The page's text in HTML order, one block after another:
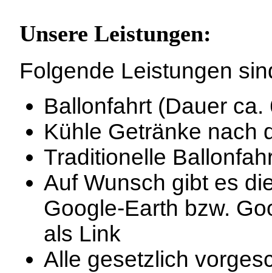
Unsere Leistungen:
Folgende Leistungen
Ballonfahrt (Dauer
Kühle Getränke nach
Traditionelle
Auf Wunsch gibt es
Google-Earth bzw.
als Link
Alle gesetzlich